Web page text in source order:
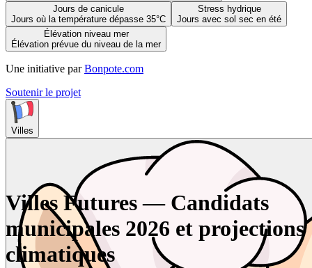
Jours de canicule
Jours où la température dépasse 35°C
Stress hydrique
Jours avec sol sec en été
Élévation niveau mer
Élévation prévue du niveau de la mer
Une initiative par Bonpote.com
Soutenir le projet
Villes
Villes Futures — Candidats
municipales 2026 et projections
climatiques